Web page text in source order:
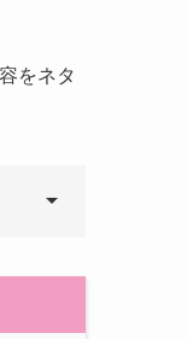
をネタ